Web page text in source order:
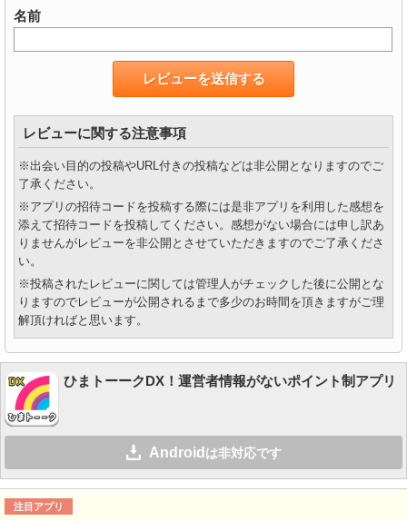
名前
レビューに関する注意事項
※出会い目的の投稿やURL付きの投稿などは非公開となりますのでご
了承ください。
※アプリの招待コードを投稿する際には是非アプリを利用した感想を
添えて招待コードを投稿してください。感想がない場合には申し訳あ
りませんがレビューを非公開とさせていただきますのでご了承くださ
い。
※投稿されたレビューに関しては管理人がチェックした後に公開とな
りますのでレビューが公開されるまで多少のお時間を頂きますがご理
解頂ければと思います。
ひまトーークDX！運営者情報がないポイント制アプリ
Android は非対応です
注目アプリ